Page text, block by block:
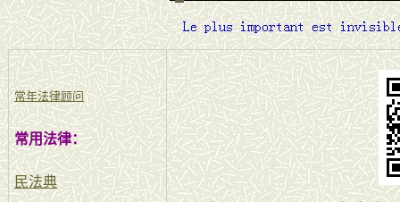
常年法律顾问
常用法律：
民法典